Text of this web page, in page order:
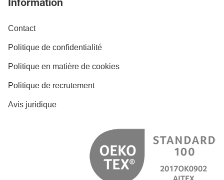
Information
Contact
Politique de confidentialité
Politique en matière de cookies
Politique de recrutement
Avis juridique